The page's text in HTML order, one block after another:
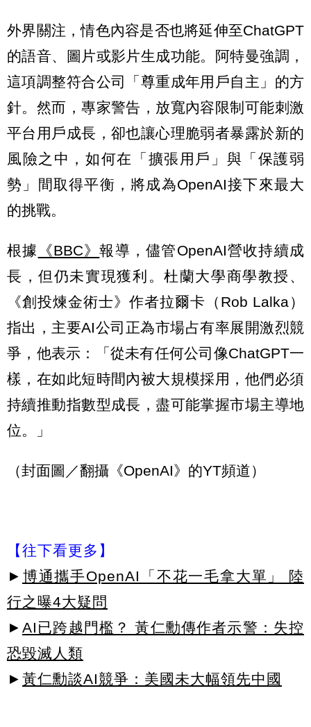
外界關注，情色內容是否也將延伸至ChatGPT
的語音、圖片或影片生成功能。阿特曼強調，
這項調整符合公司「尊重成年用戶自主」的方
針。然而，專家警告，放寬內容限制可能刺激
平台用戶成長，卻也讓心理脆弱者暴露於新的
風險之中，如何在「擴張用戶」與「保護弱
勢」間取得平衡，將成為OpenAI接下來最大
的挑戰。
根據 《BBC》報導，儘管OpenAI營收持續成
長，但仍未實現獲利。杜蘭大學商學教授、
《創投煉金術士》作者拉爾卡（Rob Lalka）
指出，主要AI公司正為市場占有率展開激烈競
爭，他表示：「從未有任何公司像ChatGPT一
樣，在如此短時間內被大規模採用，他們必須
持續推動指數型成長，盡可能掌握市場主導地
位。」
（封面圖／翻攝《OpenAI》的YT頻道）
【往下看更多】
► 博通攜手OpenAI「不花一毛拿大單」 陸
行之曝4大疑問
► AI已跨越門檻？ 黃仁勳傳作者示警：失控
恐毀滅人類
► 黃仁勳談AI競爭：美國未大幅領先中國